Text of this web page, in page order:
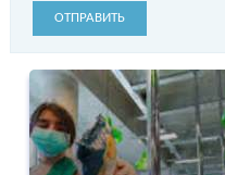
ОТПРАВИТЬ